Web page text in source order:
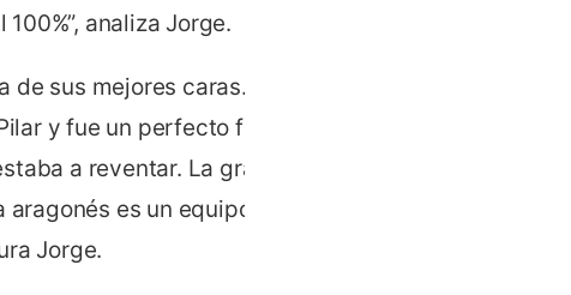
analiza Jorge.
sus mejores caras. La
y fue un perfecto fin de
a reventar. La grada es
es un equipo en
Jorge.